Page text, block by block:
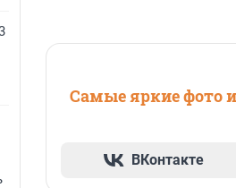
Самые яркие фото
ВКонтакте